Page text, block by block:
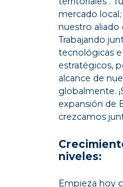
mercado
nuestro aliado
Trabajando
tecnológicas
estratégicos,
alcance de
globalmente.
expansión de
crezcamos
niveles:
Empieza hoy